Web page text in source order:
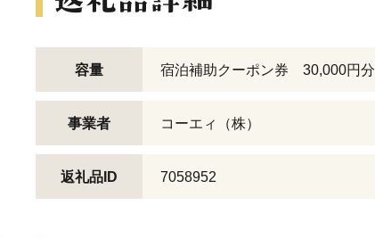
容量 宿泊補助クーポン券 30,000円分
事業者 コーエィ（株）
返礼品ID 7058952